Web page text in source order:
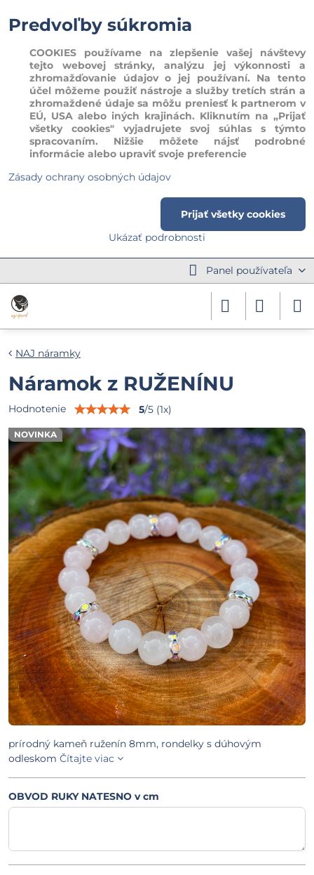
Panel používateľa
NOVINKA
NAJ náramky
Náramok z RUŽENÍNU
Hodnotenie 5/5 (1x)
prírodný kameň ruženín 8mm, rondelky s dúhovým
odleskom Čítajte viac
OBVOD RUKY NATESNO v cm
Predvoľby súkromia
COOKIES používame na zlepšenie vašej návštevy
tejto webovej stránky, analýzu jej výkonnosti a
zhromažďovanie údajov o jej používaní. Na tento
účel môžeme použiť nástroje a služby tretích strán a
zhromaždené údaje sa môžu preniesť k partnerom v
EÚ, USA alebo iných krajinách. Kliknutím na „Prijať
všetky cookies" vyjadrujete svoj súhlas s týmto
spracovaním. Nižšie môžete nájsť podrobné
informácie alebo upraviť svoje preferencie
Zásady ochrany osobných údajov
Ukázať podrobnosti
Prijať všetky cookies